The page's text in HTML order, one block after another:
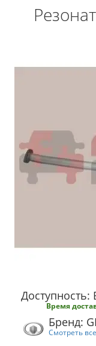
Доступность:
Время
Бренд:
Смотреть